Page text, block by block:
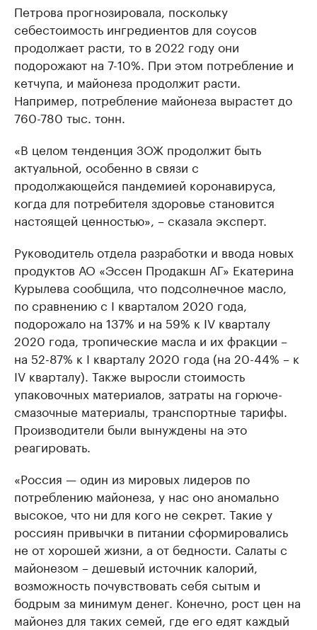
Петрова прогнозировала, поскольку
себестоимость ингредиентов для соусов
продолжает расти, то в 2022 году они
подорожают на 7-10%. При этом потребление и
кетчупа, и майонеза продолжит расти.
Например, потребление майонеза вырастет до
760-780 тыс. тонн.
«В целом тенденция ЗОЖ продолжит быть
актуальной, особенно в связи с
продолжающейся пандемией коронавируса,
когда для потребителя здоровье становится
настоящей ценностью», – сказала эксперт.
Руководитель отдела разработки и ввода новых
продуктов АО «Эссен Продакшн АГ» Екатерина
Курылева сообщила, что подсолнечное масло,
по сравнению с I кварталом 2020 года,
подорожало на 137% и на 59% к IV кварталу
2020 года, тропические масла и их фракции –
на 52-87% к I кварталу 2020 года (на 20-44% – к
IV кварталу). Также выросли стоимость
упаковочных материалов, затраты на горюче-
смазочные материалы, транспортные тарифы.
Производители были вынуждены на это
реагировать.
«Россия — один из мировых лидеров по
потреблению майонеза, у нас оно аномально
высокое, что ни для кого не секрет. Такие у
россиян привычки в питании сформировались
не от хорошей жизни, а от бедности. Салаты с
майонезом – дешевый источник калорий,
возможность почувствовать себя сытым и
бодрым за минимум денег. Конечно, рост цен на
майонез для таких семей, где его едят каждый